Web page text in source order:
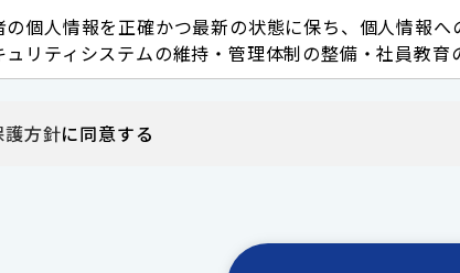
個人情報を正確かつ最新の状態に保ち、個人情報
リティシステムの維持・管理体制の整備・社員教
行ないます。
的
かりした個人情報は、当社からのご連絡やご案内・
よりお預かりした個人情報を適切に管理し、次のい
方針に同意する